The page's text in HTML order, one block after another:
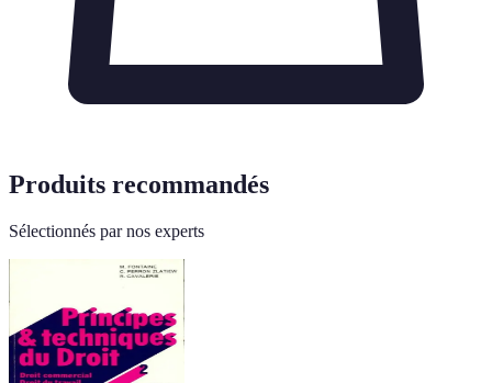
Produits recommandés
Sélectionnés par nos experts